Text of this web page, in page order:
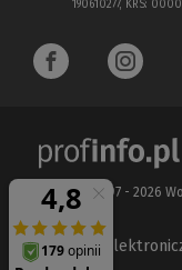
190610277, KRS:
Copyright 1997 - 2026
Płatności
(Nowe
(Link